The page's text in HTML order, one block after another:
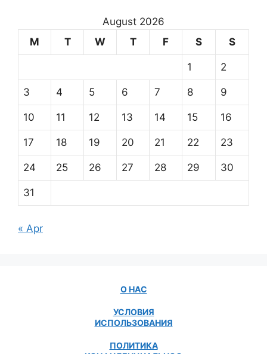
August 2026
M
T W T F S S
1 2
3 4 5 6 7 8 9
10 11 12 13 14 15 16
17 18 19 20 21 22 23
24 25 26 27 28 29 30
31
« Apr
О НАС
УСЛОВИЯ
ИСПОЛЬЗОВАНИЯ
ПОЛИТИКА